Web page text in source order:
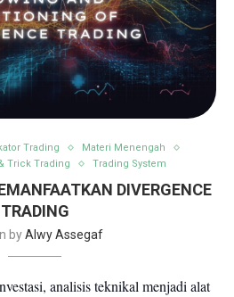
Trading
Materi Menengah
Trick Trading Trading System
DIVERGENCE
TRADING
byAlwy Assegaf
analisis teknikal menjadi alat